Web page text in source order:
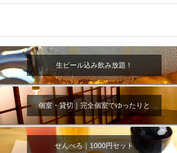
サワー 観光客に人気 大部屋30名
カウンター
寿司 クリスマス 和食
クーポン
周辺 沖縄料理 スイーツ
結納・顔会わせ
生演奏 気軽に一杯
店内全面禁煙
燻製料理
美栄橋駅周辺
オープンテラス マトン・ラム肉
洋食
夜景・景色◎ 夜12時以降入店可
サプライズ
ン 天ぷら
時間無制飲み放題
立ち飲み 5000円以上コース 地中海料理
鍋
生ビール込み飲み放題！
個室・貸切｜完全個室でゆったりと
せんべろ｜1000円セット